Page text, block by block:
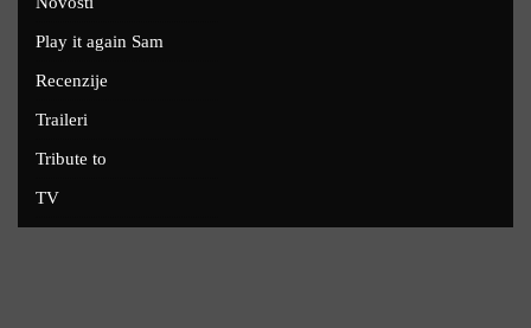
Play it again Sam
Recenzije
Traileri
Tribute to
TV